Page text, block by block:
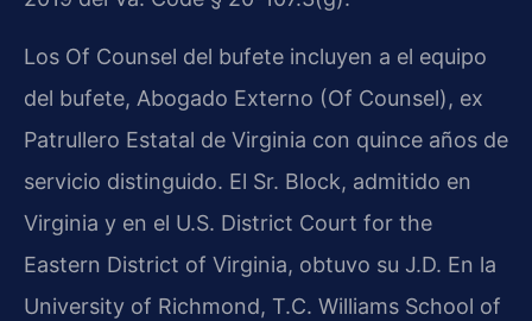
Los Of Counsel del bufete incluyen a el equipo
del bufete, Abogado Externo (Of Counsel), ex
Patrullero Estatal de Virginia con quince años de
servicio distinguido. El Sr. Block, admitido en
Virginia y en el U.S. District Court for the
Eastern District of Virginia, obtuvo su J.D. En la
University of Richmond, T.C. Williams School of